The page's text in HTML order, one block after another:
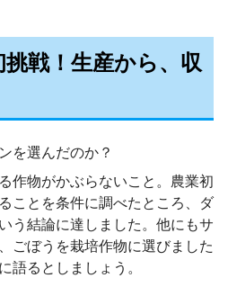
戦！生産から、収
を選んだのか？
作物がかぶらないこと。農業初
ことを条件に調べたところ、ダ
う結論に達しました。他にもサ
ごぼうを栽培作物に選びました
語るとしましょう。